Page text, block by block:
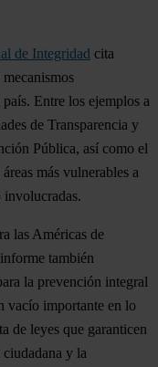
de Integridad cita
Entre los ejemplos a
de Transparencia y
Pública, así como el
más vulnerables a
involucradas.
las Américas de
también
la prevención integral
vacío importante en lo
de leyes que garanticen
y la